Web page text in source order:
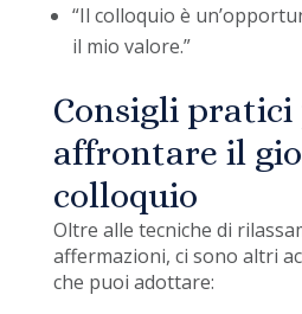
“Il colloquio è
il mio valore.”
Consigli pratici
affrontare il
colloquio
Oltre alle tecniche di
affermazioni, ci sono altri
che puoi adottare: